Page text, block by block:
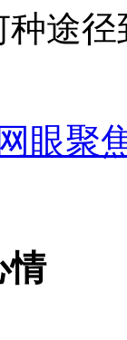
其击毙
踢
途
网眼聚
情